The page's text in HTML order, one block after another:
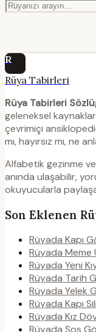
R
Rüya Tabirleri
Rüya Tabirleri
geleneksel
çevrimiçi
mı, hayırsız mı, ne
Alfabetik gezinme
anında ulaşabilir,
okuyucularla
Son Eklenen
Rüyada Kapı
Rüyada Meme
Rüyada Yeni
Rüyada Tarih
Rüyada Yelek
Rüyada Kapı
Rüyada Kız
Rüyada Sos